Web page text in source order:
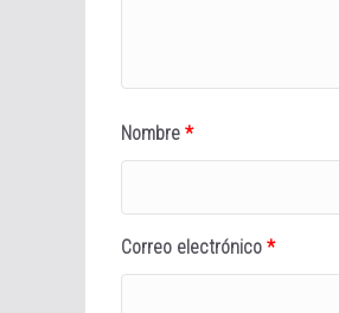
Nombre *
Correo electrónico *